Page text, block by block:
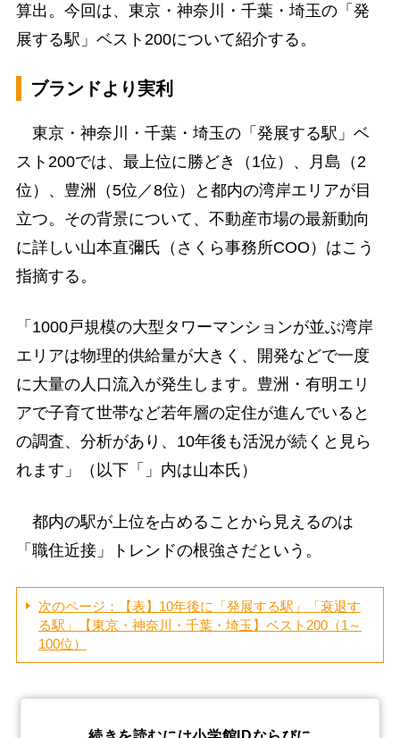
算出。今回は、東京・神奈川・千葉・埼玉の「発
展する駅」ベスト200について紹介する。
ブランドより実利
東京・神奈川・千葉・埼玉の「発展する駅」ベ
スト200では、最上位に勝どき（1位）、月島（2
位）、豊洲（5位／8位）と都内の湾岸エリアが目
立つ。その背景について、不動産市場の最新動向
に詳しい山本直彌氏（さくら事務所COO）はこう
指摘する。
「1000戸規模の大型タワーマンションが並ぶ湾岸
エリアは物理的供給量が大きく、開発などで一度
に大量の人口流入が発生します。豊洲・有明エリ
アで子育て世帯など若年層の定住が進んでいると
の調査、分析があり、10年後も活況が続くと見ら
れます」（以下「」内は山本氏）
都内の駅が上位を占めることから見えるのは
「職住近接」トレンドの根強さだという。
次のページ：【表】10年後に「発展する駅」「衰退す
る駅」【東京・神奈川・千葉・埼玉】ベスト200（1～
100位）